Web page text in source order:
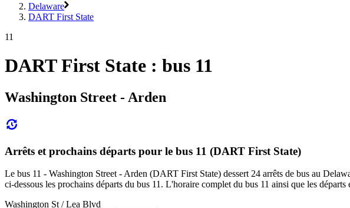
Delaware
DART First State
11
DART First State : bus 11
Washington Street - Arden
Arrêts et prochains départs pour le bus 11 (DART First State)
Le bus 11 - Washington Street - Arden (DART First State) dessert 24 arrêts de bus au
ci-dessous les prochains départs du bus 11. L'horaire complet du bus 11 ainsi que les
Washington St / Lea Blvd